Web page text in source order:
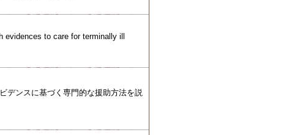
to care for terminally ill
デンスに基づく専門的な援助方法を説